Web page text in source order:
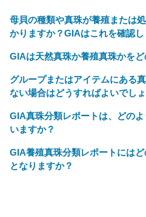
母貝の種類や真珠が養殖または
かりますか？GIAはこれを確認し
GIAは天然真珠か養殖真珠かを
グループまたはアイテムにある
ない場合はどうすればよいでし
GIA真珠分類レポートは、どの
いますか？
GIA養殖真珠分類レポートには
となりますか？